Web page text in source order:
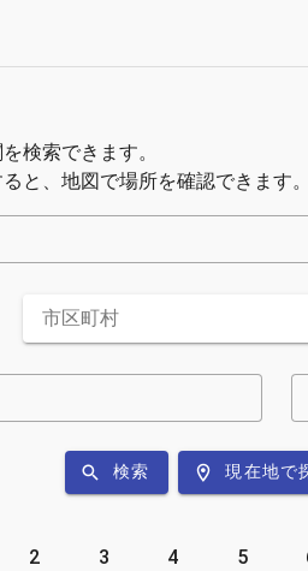
検索できます。
と、地図で場所を確認できます。
市区町村
検索 現在地で
2 3 4 5